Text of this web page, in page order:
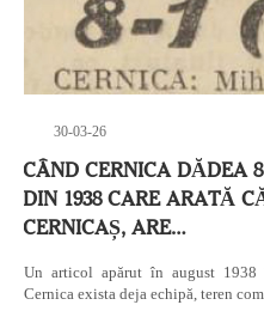
30-03-26
CÂND CERNICA DĂDEA
DIN 1938 CARE ARATĂ
CERNICAȘ, ARE…
Un articol apărut în august
Cernica exista deja echipă, teren